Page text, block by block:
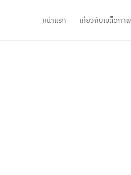
หน้าแรก เกี่ยวกับเมล็ดกา